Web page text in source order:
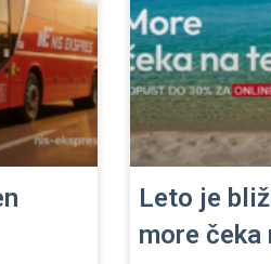
Leto je
more čeka